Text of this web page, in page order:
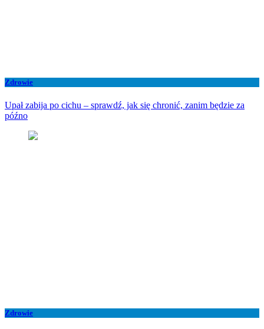
Zdrowie
Upał zabija po cichu – sprawdź, jak się chronić, zanim będzie za
późno
Zdrowie